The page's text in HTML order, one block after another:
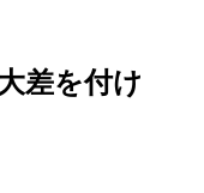
差を付け